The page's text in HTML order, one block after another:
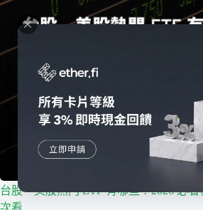
台股、美股熱門 ETF 有哪些？2026 必
次看